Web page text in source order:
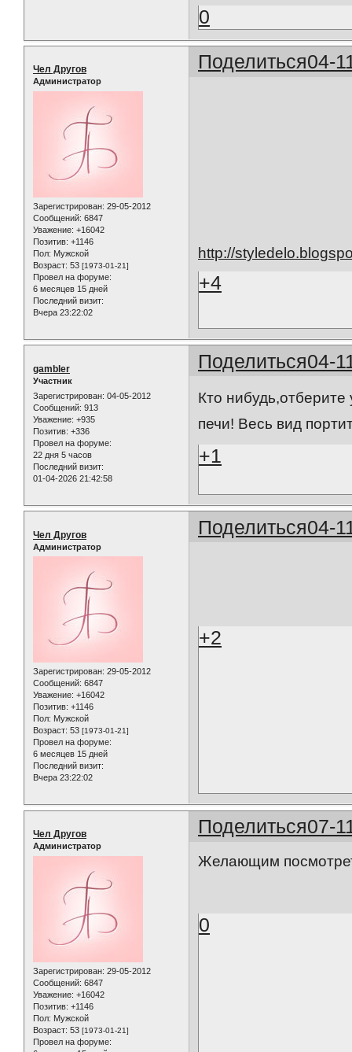
0
Поделиться04-
Чел Другов
Администратор
Зарегистрирован: 29-05-2012
Сообщений: 6847
Уважение: +16042
Позитив: +1146
Пол: Мужской
Возраст: 53 [1973-01-21]
Провел на форуме:
6 месяцев 15 дней
Последний визит:
Вчера 23:22:02
http://
+4
Поделиться04-
gambler
Участник
Зарегистрирован: 04-05-2012
Сообщений: 913
Уважение: +935
Позитив: +336
Провел на форуме:
22 дня 5 часов
Последний визит:
01-04-2026 21:42:58
Кто
печи! Весь вид
+1
Поделиться04-
Чел Другов
Администратор
Зарегистрирован: 29-05-2012
Сообщений: 6847
Уважение: +16042
Позитив: +1146
Пол: Мужской
Возраст: 53 [1973-01-21]
Провел на форуме:
6 месяцев 15 дней
Последний визит:
Вчера 23:22:02
+2
Поделиться07-
Чел Другов
Администратор
Зарегистрирован: 29-05-2012
Сообщений: 6847
Уважение: +16042
Позитив: +1146
Пол: Мужской
Возраст: 53 [1973-01-21]
Провел на форуме:
Желающим
0